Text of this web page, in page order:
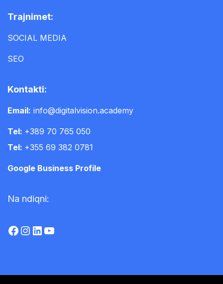
Trajnimet:
SOCIAL MEDIA
SEO
Kontakti:
Email: info@digitalvision.academy
Tel: +389 70 765 050
Tel: +355 69 382 0781
Google Business Profile
Na ndiqni: